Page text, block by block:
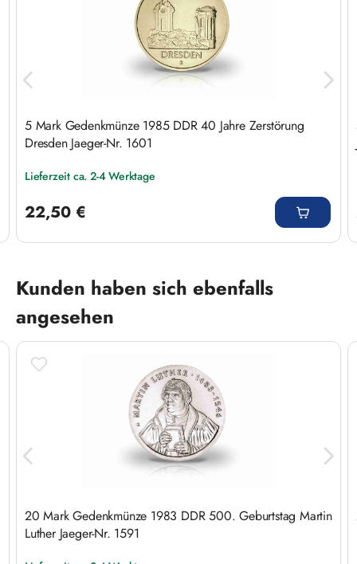
5 Mark Gedenkmünze 1985 DDR 40 Jahre Zerstörung
Dresden Jaeger-Nr. 1601
Lieferzeit ca. 2-4 Werktage
22,50 €
Produktgalerie überspringen
Kunden haben sich ebenfalls
angesehen
20 Mark Gedenkmünze 1983 DDR 500. Geburtstag Martin
Luther Jaeger-Nr. 1591